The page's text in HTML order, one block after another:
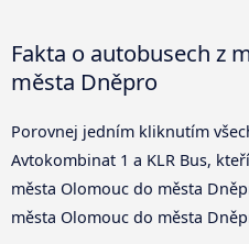
Fakta o autobusech z
města Dněpro
Porovnej jedním kliknutím
Avtokombinat 1 a KLR Bus,
města Olomouc do města
města Olomouc do města